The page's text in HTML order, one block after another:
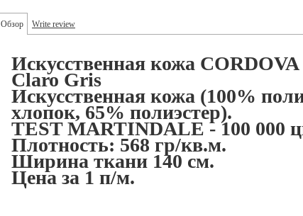
Обзор Write review
Искусственная кожа
Claro Gris
Искусственная кожа (100%
хлопок, 65% полиэстер).
TEST MARTINDALE - 100 000
Плотность: 568 гр/кв.м.
Ширина ткани 140 см.
Цена за 1 п/м.